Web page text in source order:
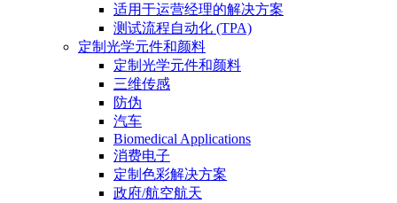
适用于运营经理的解决方案
测试流程自动化 (TPA)
定制光学元件和颜料
定制光学元件和颜料
三维传感
防伪
汽车
Biomedical Applications
消费电子
定制色彩解决方案
政府/航空航天